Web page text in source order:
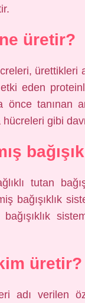
üretir?
ürettikleri
eden
tanınan
gibi
tutan
bağışıklık
üretir?
adı verilen